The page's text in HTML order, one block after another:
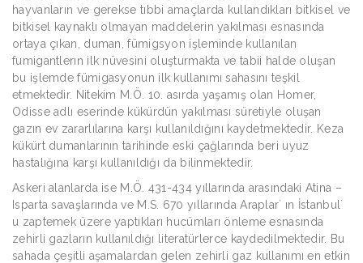
hayvanların ve gerekse tıbbi amaçlarda kullandıkları bitkisel ve
bitkisel kaynaklı olmayan maddelerin yakılması esnasında
ortaya çıkan, duman, fümigsyon işleminde kullanılan
fumigantlerın ilk nüvesini oluşturmakta ve tabii halde oluşan
bu işlemde fümigasyonun ilk kullanımı sahasını teşkil
etmektedir. Nitekim M.Ö. 10. asırda yaşamış olan Homer,
Odisse adlı eserinde kükürdün yakılması süretiyle oluşan
gazın ev zararlılarına karşı kullanıldığını kaydetmektedir. Keza
kükürt dumanlarının tarihinde eski çağlarında beri uyuz
hastalığına karşı kullanıldığı da bilinmektedir.
Askeri alanlarda ise M.Ö. 431-434 yıllarında arasındaki Atina –
Isparta savaşlarında ve M.S. 670 yıllarında Araplar` ın İstanbul`
u zaptemek üzere yaptıkları hucümları önleme esnasında
zehirli gazların kullanıldığı literatürlerce kaydedilmektedir. Bu
sahada çeşitli aşamalardan gelen zehirli gaz kullanımı en etkin